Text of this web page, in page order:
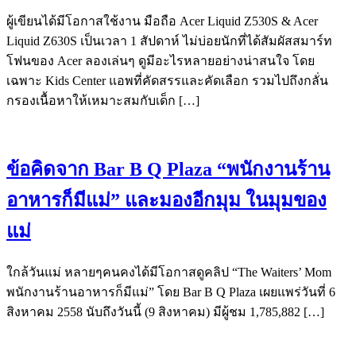
ผู้เขียนได้มีโอกาสใช้งาน มือถือ Acer Liquid Z530S & Acer
Liquid Z630S เป็นเวลา 1 สัปดาห์ ไม่บ่อยนักที่ได้สัมผัสสมาร์ท
โฟนของ Acer ลองเล่นๆ ดูมีอะไรหลายอย่างน่าสนใจ โดย
เฉพาะ Kids Center แอพที่คัดสรรและคัดเลือก รวมไปถึงกลั่น
กรองเนื้อหาให้เหมาะสมกับเด็ก […]
ข้อคิดจาก Bar B Q Plaza “พนักงานร้าน
อาหารก็มีแม่” และมองอีกมุม ในมุมของ
แม่
ใกล้วันแม่ หลายๆคนคงได้มีโอกาสดูคลิป “The Waiters’ Mom
พนักงานร้านอาหารก็มีแม่” โดย Bar B Q Plaza เผยแพร่วันที่ 6
สิงหาคม 2558 นับถึงวันนี้ (9 สิงหาคม) มีผู้ชม 1,785,882 […]